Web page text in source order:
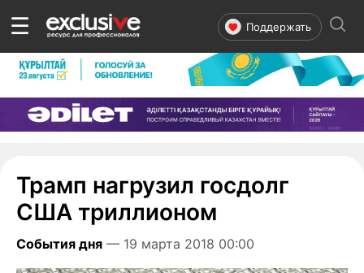
☰ Поддержать
Трамп нагрузил госдолг
США триллионом
События дня — 19 марта 2018 00:00